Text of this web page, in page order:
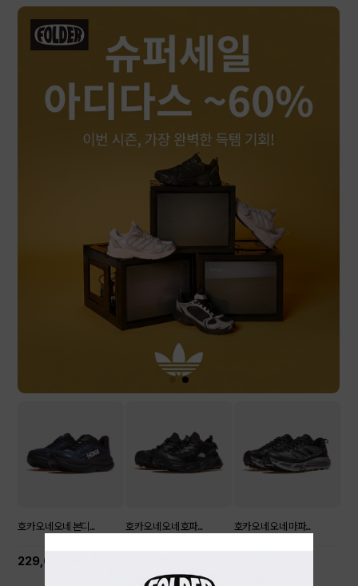
호카 오네 오네 본디...
229,000원
호카 오네 오네 호파... 호카 오네 오네 마파...